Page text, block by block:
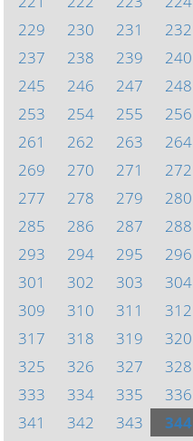
229
230 231 232
237
238 239 240
245
246 247 248
253
254 255 256
261
262 263 264
269
270 271 272
277
278 279 280
285
286 287 288
293
294 295 296
301
302 303 304
309
310 311 312
317
318 319 320
325
326 327 328
333
334 335 336
341
342 343 344